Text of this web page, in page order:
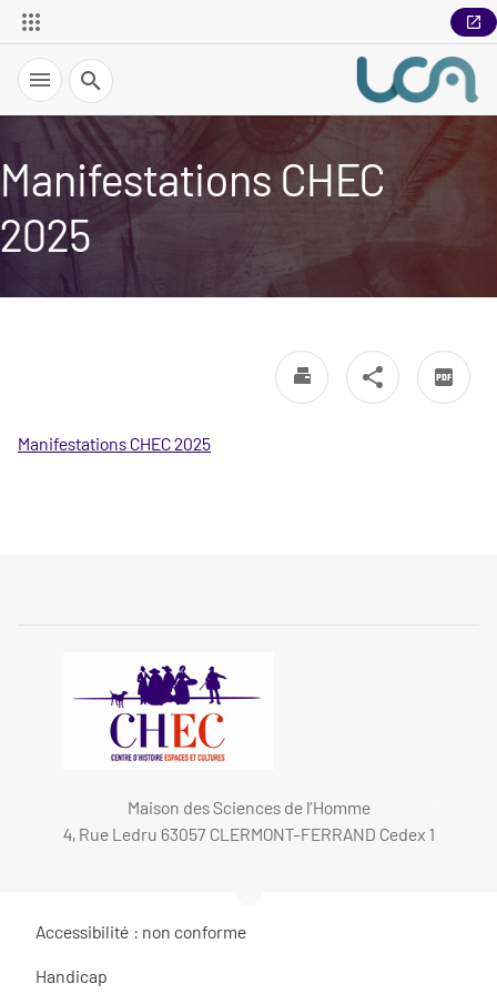
Recherche
Manifestations CHEC
2025
Manifestations CHEC 2025
Maison des Sciences de l’Homme
4, Rue Ledru 63057 CLERMONT-FERRAND Cedex 1
Accessibilité : non conforme
Handicap